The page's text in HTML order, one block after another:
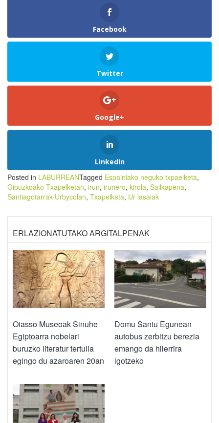
Facebook
Twitter
Google+
LinkedIn
Posted in LABURREANTagged Espainiako neguko txpaelketa,
Gipuzkoako Txapelketan, irun, irunero, kirola, Sailkapena,
Santiagotarrak-Urbycolan, Txapelketa, Ur lasaiak
ERLAZIONATUTAKO ARGITALPENAK
Oiasso Museoak Sinuhe
Egiptoarra nobelari
buruzko literatur tertulia
egingo du azaroaren 20an
Domu Santu Egunean
autobus zerbitzu berezia
emango da hilerrira
igotzeko